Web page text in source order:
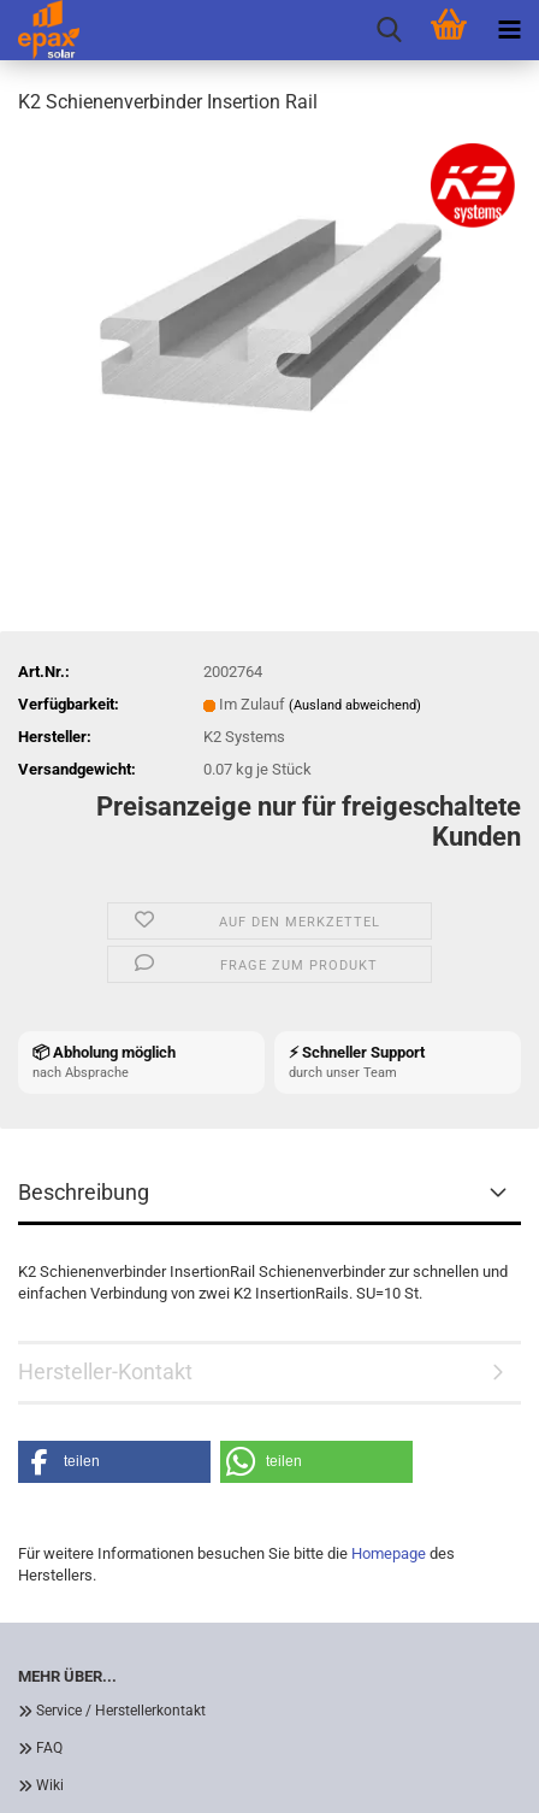
K2 Schie­nen­ver­bin­der In­ser­ti­on Rail
Art.Nr.:
2002764
Verfügbarkeit:
Im Zulauf (Ausland abweichend)
Hersteller:
K2 Systems
Versandgewicht:
0.07 kg je Stück
Preisanzeige nur für freigeschaltete
Kunden
AUF DEN MERKZETTEL
FRAGE ZUM PRODUKT
📦 Abholung möglich
nach Absprache
⚡ Schneller Support
durch unser Team
Beschreibung
K2 Schienenverbinder InsertionRail Schienenverbinder zur schnellen und
einfachen Verbindung von zwei K2 InsertionRails. SU=10 St.
Hersteller-Kontakt
teilen teilen
Für weitere Informationen besuchen Sie bitte die Homepage des
Herstellers.
MEHR ÜBER...
Service / Herstellerkontakt
FAQ
Wiki